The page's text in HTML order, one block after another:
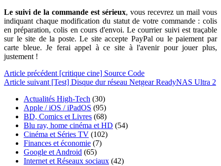
Le suivi de la commande est sérieux, vous recevrez un mail vous
indiquant chaque modification du statut de votre commande : colis
en préparation, colis en cours d'envoi. Le courrier suivi est traçable
sur le site de la poste. Le site accepte PayPal ou le paiement par
carte bleue. Je ferai appel à ce site à l'avenir pour jouer plus,
justement !
Article précédent [critique cine] Source Code
Article suivant [Test] Disque dur réseau Netgear ReadyNAS Ultra 2
Actualités High-Tech (30)
Apple / iOS / iPadOS (95)
BD, Comics et Livres (68)
Blu ray, home cinéma et HD (54)
Cinéma et Séries TV (102)
Finances et économie (7)
Google et Android (65)
Internet et Réseaux sociaux (42)